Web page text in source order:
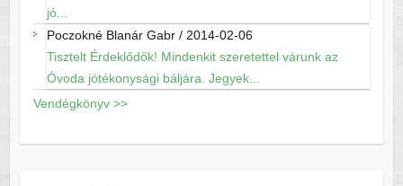
jó...
Poczokné Blanár Gabr/ 2014-02-06
Tisztelt Érdeklődők! Mindenkit szeretettel várunk az
Óvoda jótékonysági báljára. Jegyek...
Vendégkönyv >>